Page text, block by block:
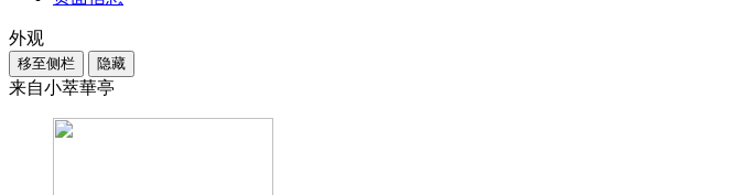
外观
移至侧栏 隐藏
来自小萃華亭